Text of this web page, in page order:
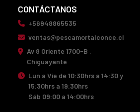
CONTÁCTANOS
+56948865535
ventas@pescamortalconce.cl
Av 8 Oriente 1700-B ,
Chiguayante
Lun a Vie de 10:30hrs a 14:30 y
15:30hrs a 19:30hrs
Sáb 09:00 a 14:00hrs